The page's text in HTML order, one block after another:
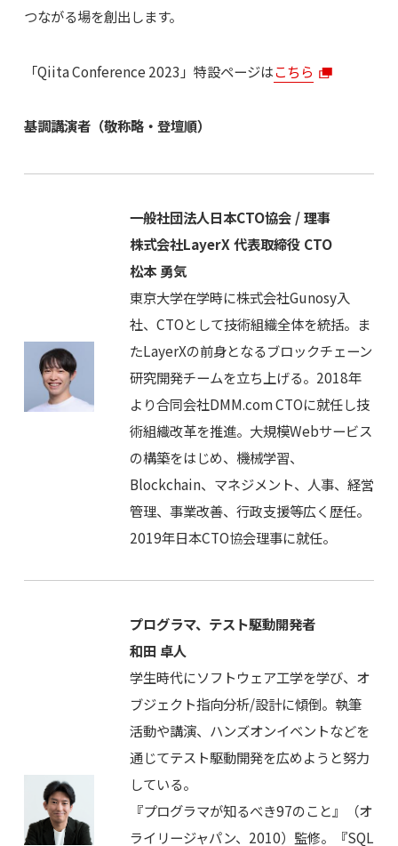
つながる場を創出します。
「Qiita Conference 2023」特設ページはこちら
基調講演者（敬称略・登壇順）
一般社団法人日本CTO協会 / 理事
株式会社LayerX 代表取締役 CTO
松本 勇気
東京大学在学時に株式会社Gunosy入
社、CTOとして技術組織全体を統括。ま
たLayerXの前身となるブロックチェーン
研究開発チームを立ち上げる。2018年
より合同会社DMM.com CTOに就任し技
術組織改革を推進。大規模Webサービス
の構築をはじめ、機械学習、
Blockchain、マネジメント、人事、経営
管理、事業改善、行政支援等広く歴任。
2019年日本CTO協会理事に就任。
プログラマ、テスト駆動開発者
和田 卓人
学生時代にソフトウェア工学を学び、オ
ブジェクト指向分析/設計に傾倒。執筆
活動や講演、ハンズオンイベントなどを
通じてテスト駆動開発を広めようと努力
している。
『プログラマが知るべき97のこと』（オ
ライリージャパン、2010）監修。『SQL